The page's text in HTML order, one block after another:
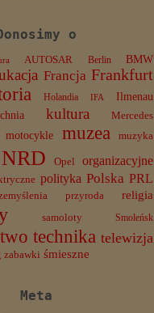
o
AUTOSAR Berlin BMW
Francja Frankfurt
Holandia IFA
Ilmenau
kultura Mercedes
motocykle muzea muzyka
NRD Opel organizacyjne
polityka Polska PRL
przyroda religia
samoloty Smoleńsk
technika telewizja
zabawki śmieszne
Meta